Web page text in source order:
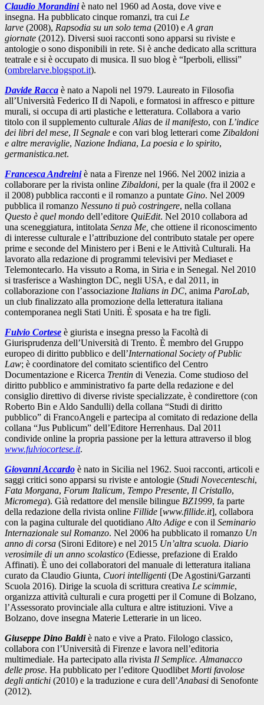
Claudio Morandiniè nato nel 1960 ad Aosta, dove vive e
insegna. Ha pubblicato cinque romanzi, tra cui Le
larve (2008), Rapsodia su un solo tema (2010) e A gran
giornate (2012). Diversi suoi racconti sono apparsi su riviste e
antologie o sono disponibili in rete. Si è anche dedicato alla scrittura
teatrale e si è occupato di musica. Il suo blog è “Iperboli, ellissi”
(ombrelarve.blogspot.it).
Davide Racca è nato a Napoli nel 1979. Laureato in Filosofia
all’Università Federico II di Napoli, e formatosi in affresco e pitture
murali, si occupa di arti plastiche e letteratura. Collabora a vario
titolo con il supplemento culturale Alias de il manifesto, con L’indice
dei libri del mese, Il Segnale e con vari blog letterari come Zibaldoni
e altre meraviglie, Nazione Indiana, La poesia e lo spirito,
germanistica.net.
Francesca Andreiniè nata a Firenze nel 1966. Nel 2002 inizia a
collaborare per la rivista online Zibaldoni, per la quale (fra il 2002 e
il 2008) pubblica racconti e il romanzo a puntate Gino. Nel 2009
pubblica il romanzo Nessuno ti può costringere, nella collana
Questo è quel mondo dell’editore QuiEdit. Nel 2010 collabora ad
una sceneggiatura, intitolata Senza Me, che ottiene il riconoscimento
di interesse culturale e l’attribuzione del contributo statale per opere
prime e seconde del Ministero per i Beni e le Attività Culturali. Ha
lavorato alla redazione di programmi televisivi per Mediaset e
Telemontecarlo. Ha vissuto a Roma, in Siria e in Senegal. Nel 2010
si trasferisce a Washington DC, negli USA, e dal 2011, in
collaborazione con l’associazione Italians in DC, anima ParoLab,
un club finalizzato alla promozione della letteratura italiana
contemporanea negli Stati Uniti. È sposata e ha tre figli.
Fulvio Cortese è giurista e insegna presso la Facoltà di
Giurisprudenza dell’Università di Trento. È membro del Gruppo
europeo di diritto pubblico e dell’International Society of Public
Law; è coordinatore del comitato scientifico del Centro
Documentazione e Ricerca Trentin di Venezia. Come studioso del
diritto pubblico e amministrativo fa parte della redazione e del
consiglio direttivo di diverse riviste specializzate, è condirettore (con
Roberto Bin e Aldo Sandulli) della collana “Studi di diritto
pubblico” di FrancoAngeli e partecipa al comitato di redazione della
collana “Jus Publicum” dell’Editore Herrenhaus. Dal 2011
condivide online la propria passione per la lettura attraverso il blog
www.fulviocortese.it.
Giovanni Accardo è nato in Sicilia nel 1962. Suoi racconti, articoli e
saggi critici sono apparsi su riviste e antologie (Studi Novecenteschi,
Fata Morgana, Forum Italicum, Tempo Presente, Il Cristallo,
Micromega). Già redattore del mensile bilingue BZ1999, fa parte
della redazione della rivista online Fillide [www.fillide.it], collabora
con la pagina culturale del quotidiano Alto Adige e con il Seminario
Internazionale sul Romanzo. Nel 2006 ha pubblicato il romanzo Un
anno di corsa (Sironi Editore) e nel 2015 Un’altra scuola. Diario
verosimile di un anno scolastico (Ediesse, prefazione di Eraldo
Affinati). È uno dei collaboratori del manuale di letteratura italiana
curato da Claudio Giunta, Cuori intelligenti (De Agostini/Garzanti
Scuola 2016). Dirige la scuola di scrittura creativa Le scimmie,
organizza attività culturali e cura progetti per il Comune di Bolzano,
l’Assessorato provinciale alla cultura e altre istituzioni. Vive a
Bolzano, dove insegna Materie Letterarie in un liceo.
Giuseppe Dino Baldiè nato e vive a Prato. Filologo classico,
collabora con l’Università di Firenze e lavora nell’editoria
multimediale. Ha partecipato alla rivista Il Semplice. Almanacco
delle prose. Ha pubblicato per l’editore Quodlibet Morti favolose
degli antichi (2010) e la traduzione e cura dell’Anabasi di Senofonte
(2012).